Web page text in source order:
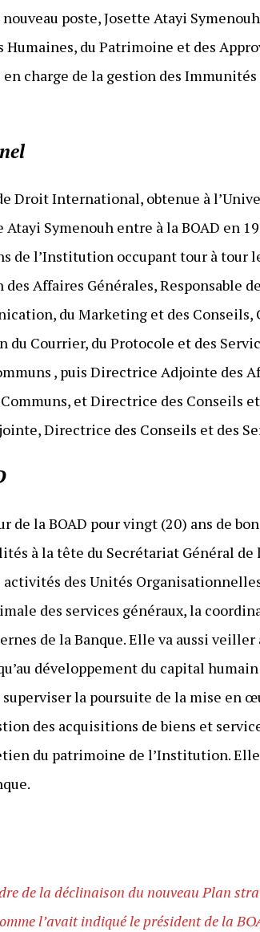
poste, Josette Atayi
du Patrimoine et des
charge de la gestion des
Droit International, obtenue à
Symenouh entre à la BOAD en
de l’Institution occupant tour à tour
Affaires Générales, Responsable
du Marketing et des Conseils,
du Courrier, du Protocole et des
, puis Directrice Adjointe des
et Directrice des Conseils
Directrice des Conseils et des
la BOAD pour vingt (20) ans de
à la tête du Secrétariat Général de
des Unités
des services généraux, la
de la Banque. Elle va aussi veiller
développement du capital
la poursuite de la mise en
des acquisitions de biens et
du patrimoine de l’Institution.
de la déclinaison du nouveau Plan
l’avait indiqué le président de la